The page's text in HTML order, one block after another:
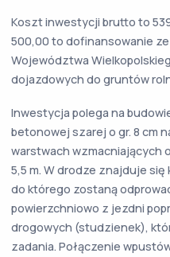
Koszt inwestycji brutto to 539
500,00 to dofinansowanie
Województwa
dojazdowych do gruntów
Inwestycja polega na
betonowej szarej o gr. 8 cm
warstwach wzmacniających
5,5 m. W drodze znajduje
do którego zostaną
powierzchniowo z jezdni
drogowych (studzienek),
zadania. Połączenie